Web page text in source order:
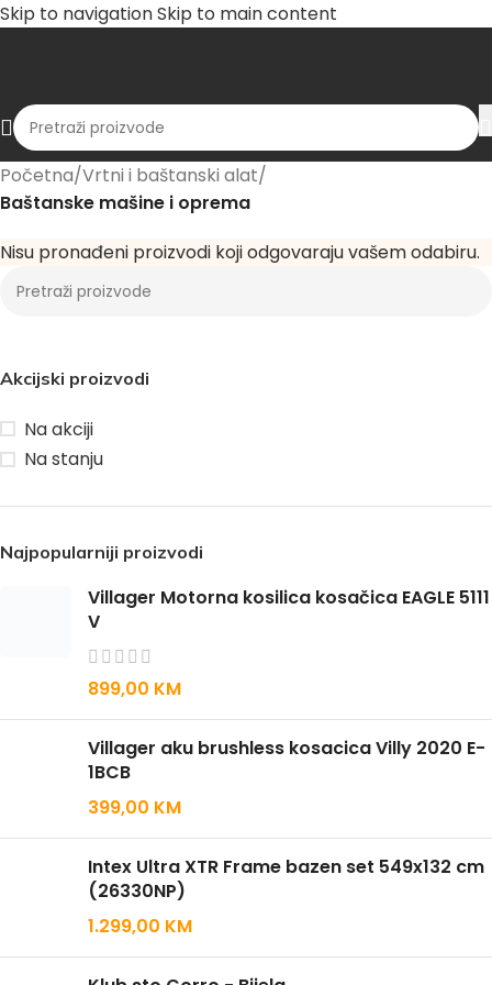
Skip to navigationSkip to main content
Akcijski proizvodi
Na akciji
Na stanju
Najpopularniji proizvodi
Villager Motorna kosilica kosačica EAGLE 5111
V
899,00 KM
Villager aku brushless kosacica Villy 2020 E-
1BCB
399,00 KM
Intex Ultra XTR Frame bazen set 549x132 cm
(26330NP)
1.299,00 KM
Početna/Vrtni i baštanski alat/
Baštanske mašine i oprema
Nisu pronađeni proizvodi koji odgovaraju vašem odabiru.